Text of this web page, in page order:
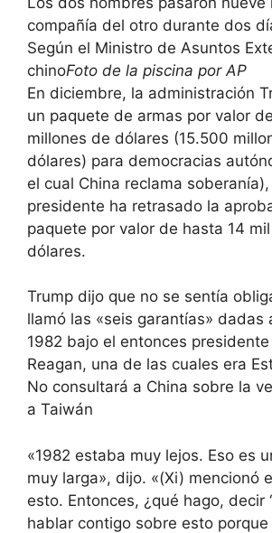
compañía del otro durante dos
Según el Ministro de Asuntos
chinoFoto de la piscina por AP
En diciembre, la administración
un paquete de armas por valor
millones de dólares (15.500
dólares) para democracias
el cual China reclama
presidente ha retrasado la
paquete por valor de hasta 14
dólares.
Trump dijo que no se sentía
llamó las «seis garantías» dadas
1982 bajo el entonces presidente
Reagan, una de las cuales era
No consultará a China sobre la
a Taiwán
«1982 estaba muy lejos. Eso es
muy larga», dijo. «(Xi) mencionó
esto. Entonces, ¿qué hago, decir
hablar contigo sobre esto